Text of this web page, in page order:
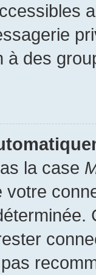
à des
la case
votre